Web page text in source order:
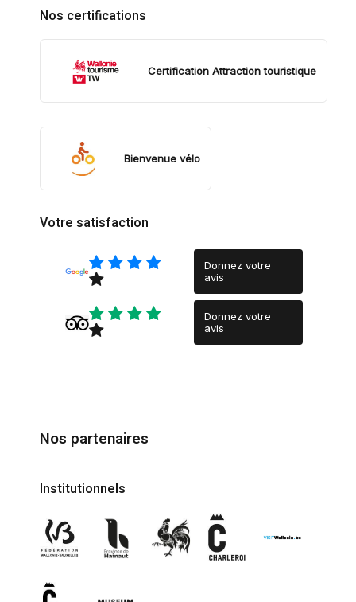
Nos certifications
Certification Attraction touristique
Bienvenue vélo
Votre satisfaction
Donnez votre
avis
Donnez votre
avis
Nos partenaires
Institutionnels